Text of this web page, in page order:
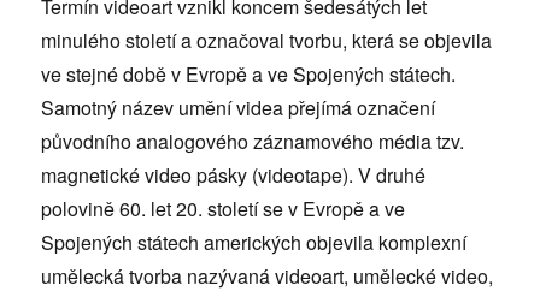
Termín videoart vznikl koncem šedesátých let
minulého století a označoval tvorbu, která se objevila
ve stejné době v Evropě a ve Spojených státech.
Samotný název umění videa přejímá označení
původního analogového záznamového média tzv.
magnetické video pásky (videotape). V druhé
polovině 60. let 20. století se v Evropě a ve
Spojených státech amerických objevila komplexní
umělecká tvorba nazývaná videoart, umělecké video,